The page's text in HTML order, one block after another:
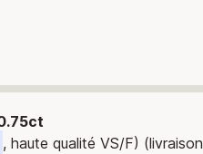
, haute qualité VS/F) (livraison